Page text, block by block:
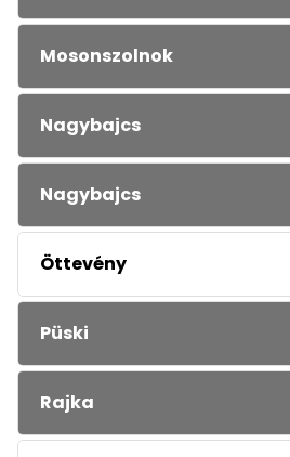
Mosonszolnok
Nagybajcs
Nagybajcs
Öttevény
Püski
Rajka